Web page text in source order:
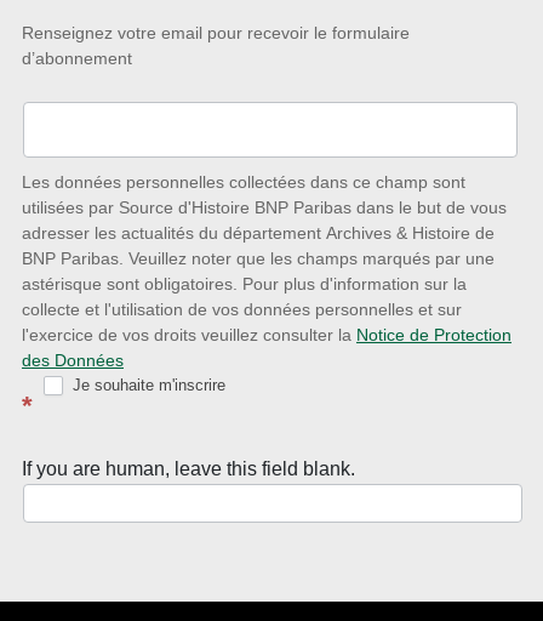
Restez
à
l’écoute
nouveautés
avec
la
Newsletter
Source
d’Histoire
Renseignez votre email pour recevoir le formulaire
d’abonnement
Les données personnelles collectées dans ce champ sont
utilisées par Source d'Histoire BNP Paribas dans le but de vous
adresser les actualités du département Archives & Histoire de
BNP Paribas. Veuillez noter que les champs marqués par une
astérisque sont obligatoires. Pour plus d'information sur la
collecte et l'utilisation de vos données personnelles et sur
l'exercice de vos droits veuillez consulter la Notice de Protection
des Données
*
Je souhaite m'inscrire
If you are human, leave this field blank.